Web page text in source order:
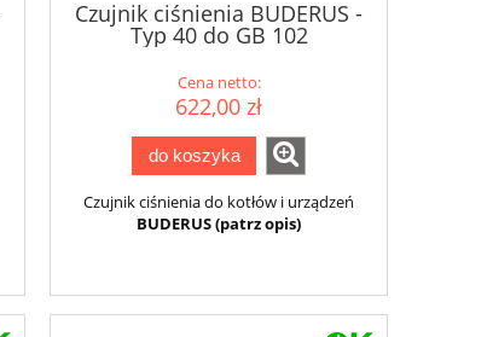
Czujnik ciśnienia BUDERUS -
Typ 40 do GB 102
Cena netto:
622,00 zł
do koszyka
Czujnik ciśnienia do kotłów i urządzeń
BUDERUS (patrz opis)